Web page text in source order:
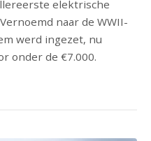
elektrische
naar de WWII-
werd ingezet, nu
onder de €7.000.